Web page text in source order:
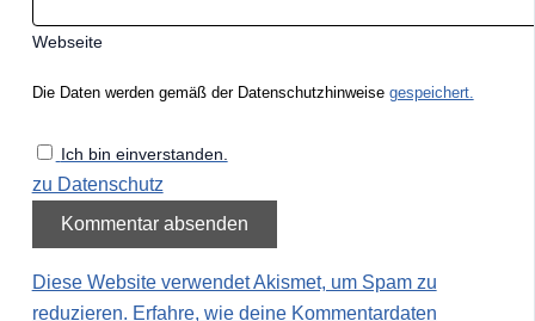
Webseite
Die Daten werden gemäß der Datenschutzhinweise gespeichert.
Ich bin einverstanden.
zu Datenschutz
Diese Website verwendet Akismet, um Spam zu
reduzieren. Erfahre, wie deine Kommentardaten